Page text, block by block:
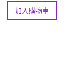
加入購物車